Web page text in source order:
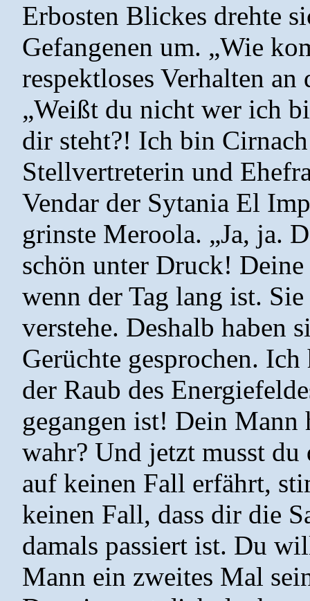
Erbosten Blickes drehte
Gefangenen um. „Wie
respektloses Verhalten
„Weißt du nicht wer ich
dir steht?! Ich bin
Stellvertreterin und
Vendar der Sytania El
grinste Meroola. „Ja, ja.
schön unter Druck!
wenn der Tag lang ist.
verstehe. Deshalb haben
Gerüchte gesprochen.
der Raub des
gegangen ist! Dein
wahr? Und jetzt musst du
auf keinen Fall erfährt,
keinen Fall, dass dir die
damals passiert ist. Du
Mann ein zweites Mal